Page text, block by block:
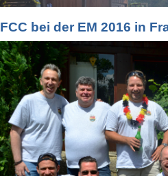
FCC bei der EM 2016 in